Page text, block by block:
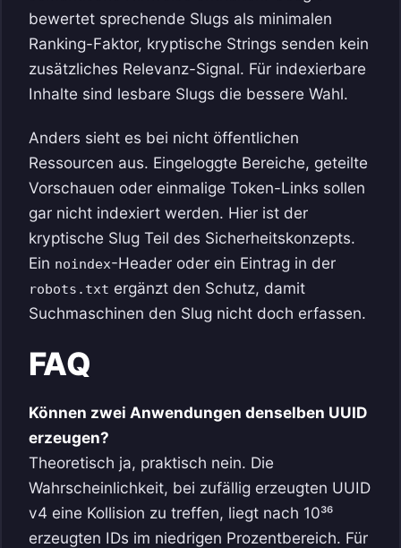
bewertet sprechende Slugs als minimalen
Ranking-Faktor, kryptische Strings senden kein
zusätzliches Relevanz-Signal. Für indexierbare
Inhalte sind lesbare Slugs die bessere Wahl.
Anders sieht es bei nicht öffentlichen
Ressourcen aus. Eingeloggte Bereiche, geteilte
Vorschauen oder einmalige Token-Links sollen
gar nicht indexiert werden. Hier ist der
kryptische Slug Teil des Sicherheitskonzepts.
Ein noindex-Header oder ein Eintrag in der
robots.txt ergänzt den Schutz, damit
Suchmaschinen den Slug nicht doch erfassen.
FAQ
Können zwei Anwendungen denselben UUID
erzeugen?
Theoretisch ja, praktisch nein. Die
Wahrscheinlichkeit, bei zufällig erzeugten UUID
v4 eine Kollision zu treffen, liegt nach 10³⁶
erzeugten IDs im niedrigen Prozentbereich. Für